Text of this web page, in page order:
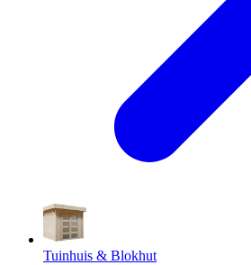
Tuinhuis & Blokhut